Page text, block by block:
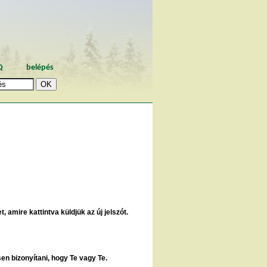
belépés
amire kattintva küldjük az új jelszót.
bizonyítani, hogy Te vagy Te.